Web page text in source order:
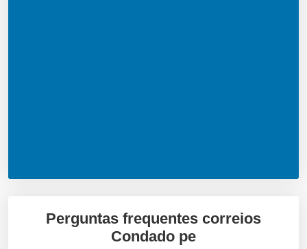
Perguntas frequentes correios
Condado pe